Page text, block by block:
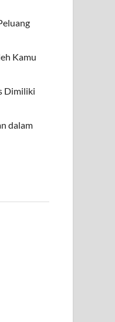
Kamu
Dimiliki
dalam